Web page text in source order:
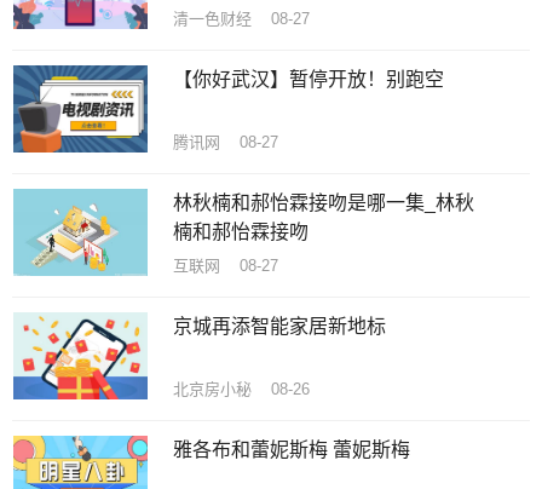
清一色财经 08-27
【你好武汉】暂停开放！别跑空
腾讯网 08-27
林秋楠和郝怡霖接吻是哪一集_林秋
楠和郝怡霖接吻
互联网 08-27
京城再添智能家居新地标
北京房小秘 08-26
雅各布和蕾妮斯梅 蕾妮斯梅